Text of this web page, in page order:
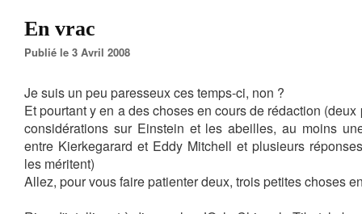
En vrac
Publié le 3 Avril 2008
Je suis un peu paresseux ces temps-ci, non ?
Et pourtant y en a des choses en cours de rédaction
considérations sur Einstein et les abeilles, au moins
entre Kierkegarard et Eddy Mitchell et plusieurs
les méritent)
Allez, pour vous faire patienter deux, trois petites choses